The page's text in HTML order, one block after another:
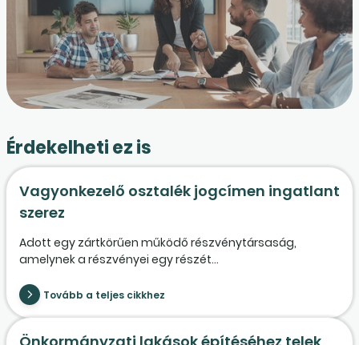
Érdekelheti ez is
Vagyonkezelő osztalék jogcímen ingatlant
szerez
Adott egy zártkörűen működő részvénytársaság,
amelynek a részvényei egy részét...
Tovább a teljes cikkhez